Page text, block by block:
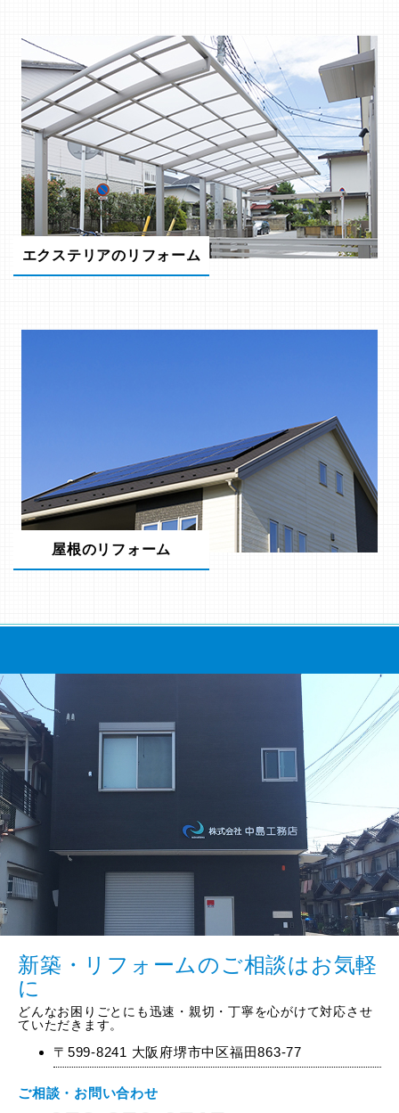
エクステリアのリフォーム
屋根のリフォーム
新築・リフォームのご相談はお気軽
に
どんなお困りごとにも迅速・親切・丁寧を心がけて対応させ
ていただきます。
〒599-8241 大阪府堺市中区福田863-77
ご相談・お問い合わせ